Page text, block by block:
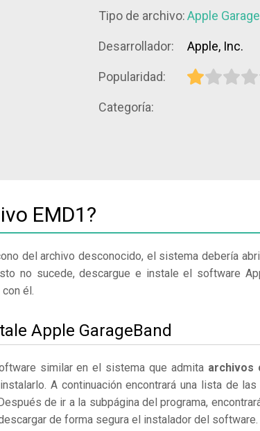
Tipo de archivo:Apple
Desarrollador: Apple, Inc.
Popularidad:
Categoría:
EMD1?
del archivo desconocido, el sistema debería
no sucede, descargue e instale el software
él.
Apple GarageBand
similar en el sistema que admita archivos
A continuación encontrará una lista de
de ir a la subpágina del programa,
de forma segura el instalador del software.